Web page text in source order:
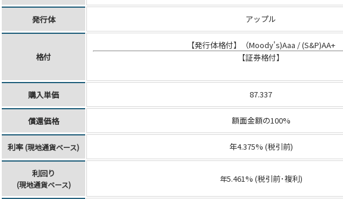
発行体 アップル
格付
【発行体格付】（Moody's)Aaa / (S&P)AA+
【証券格付】
購入単価 87.337
償還価格 額面金額の100%
利率 (現地通貨ベース) 年4.375% (税引前)
利回り
(現地通貨ベース)
年5.461% (税引前･複利)